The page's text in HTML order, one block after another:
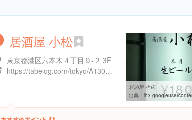
居酒屋 小松
東京都港区六本木４丁目９-２ 3F
https://tabelog.com/tokyo/A1307/A130701/13060057/
居酒屋 小松
出典： lh3.googleusercontent.com/-SldKi83SjEg/UI40WiuSu5I/AAAAAAAARy4/